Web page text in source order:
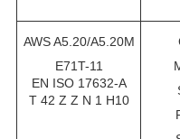
AWS A5.20/A5.20M
E71T-11
EN ISO 17632-A
T 42 Z Z N 1 H10